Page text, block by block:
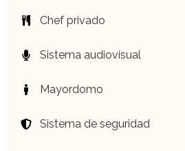
Chef privado
Sistema audiovisual
Mayordomo
Sistema de seguridad